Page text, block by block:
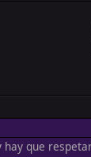
hay que